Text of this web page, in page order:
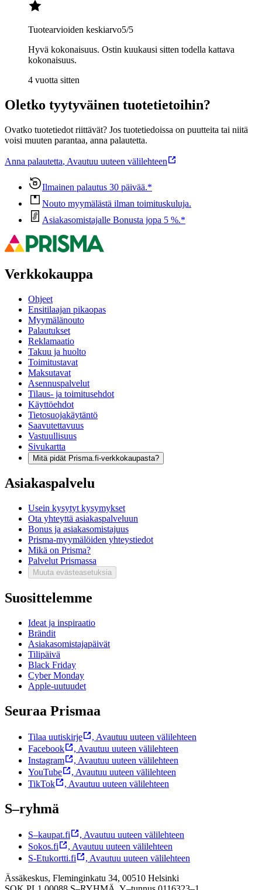
Tuotearvioiden keskiarvo5/5
Hyvä kokonaisuus. Ostin kuukausi sitten todella kattava
kokonaisuus.
4 vuotta sitten
Oletko tyytyväinen tuotetietoihin?
Ovatko tuotetiedot riittävät? Jos tuotetiedoissa on puutteita tai niitä
voisi muuten parantaa, anna palautetta.
Anna palautetta, Avautuu uuteen välilehteen
Ilmainen palautus 30 päivää.*
Nouto myymälästä ilman toimituskuluja.
Asiakasomistajalle Bonusta jopa 5 %.*
Verkkokauppa
Ohjeet
Ensitilaajan pikaopas
Myymälänouto
Palautukset
Reklamaatio
Takuu ja huolto
Toimitustavat
Maksutavat
Asennuspalvelut
Tilaus- ja toimitusehdot
Käyttöehdot
Tietosuojakäytäntö
Saavutettavuus
Vastuullisuus
Sivukartta
Mitä pidät Prisma.fi-verkkokaupasta?
Asiakaspalvelu
Usein kysytyt kysymykset
Ota yhteyttä asiakaspalveluun
Bonus ja asiakasomistajuus
Prisma-myymälöiden yhteystiedot
Mikä on Prisma?
Palvelut Prismassa
Muuta evästeasetuksia
Suosittelemme
Ideat ja inspiraatio
Brändit
Asiakasomistajapäivät
Tilipäivä
Black Friday
Cyber Monday
Apple-uutuudet
Seuraa Prismaa
Tilaa uutiskirje , Avautuu uuteen välilehteen
Facebook
, Avautuu uuteen välilehteen
Instagram
, Avautuu uuteen välilehteen
YouTube
, Avautuu uuteen välilehteen
TikTok
, Avautuu uuteen välilehteen
S–ryhmä
S–kaupat.fi , Avautuu uuteen välilehteen
Sokos.fi
, Avautuu uuteen välilehteen
S-Etukortti.fi
, Avautuu uuteen välilehteen
Ässäkeskus, Fleminginkatu 34, 00510 Helsinki